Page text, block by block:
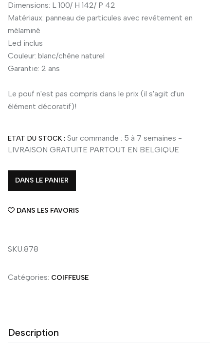
Dimensions: L 100/ H 142/ P 42
Matériaux: panneau de particules avec revêtement en
mélaminé
Led inclus
Couleur: blanc/chêne naturel
Garantie: 2 ans
Le pouf n'est pas compris dans le prix (il s'agit d'un
élément décoratif)!
ETAT DU STOCK : Sur commande : 5 à 7 semaines -
LIVRAISON GRATUITE PARTOUT EN BELGIQUE
DANS LE PANIER
DANS LES FAVORIS
SKU:878
Catégories: COIFFEUSE
Description